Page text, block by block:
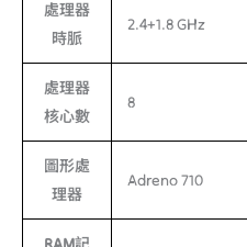
處理器
時脈
2.4+1.8 GHz
處理器
核心數
8
圖形處
理器
Adreno 710